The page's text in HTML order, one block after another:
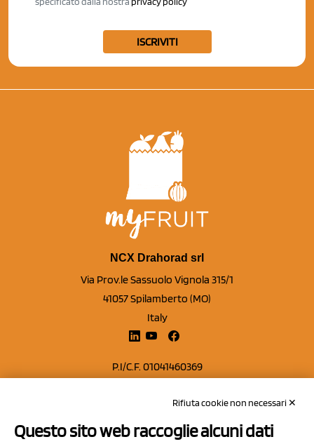
ISCRIVITI
NCX Drahorad srl
Via Prov.le Sassuolo Vignola 315/1
41057 Spilamberto (MO)
Italy
P.I/C.F. 01041460369
Capitale sociale Euro 50.000,00 i.v.Rifiuta cookie non necessari ✕
Questo sito web raccoglie alcuni dati